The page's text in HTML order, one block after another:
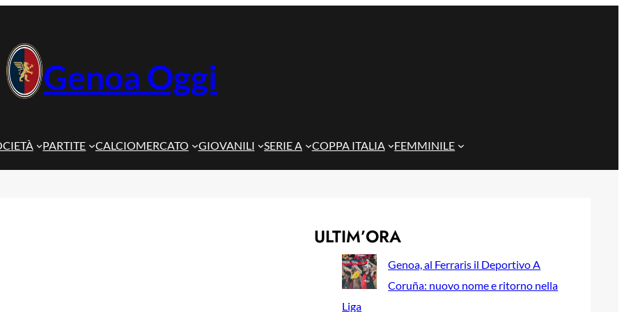
Genoa Oggi
PARTITE CALCIOMERCATO GIOVANILI SERIE A COPPA ITALIA FEMMINILE
ULTIM’ORA
Genoa, al Ferraris il Deportivo A
Coruña: nuovo nome e ritorno nella
Liga